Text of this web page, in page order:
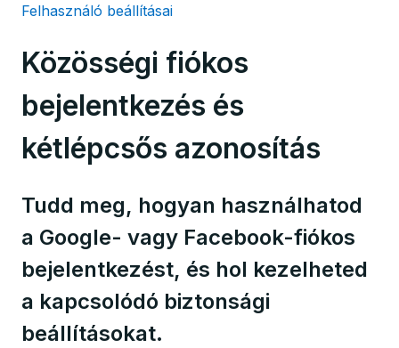
Felhasználó beállításai
Közösségi fiókos
bejelentkezés és
kétlépcsős azonosítás
Tudd meg, hogyan használhatod
a Google- vagy Facebook-fiókos
bejelentkezést, és hol kezelheted
a kapcsolódó biztonsági
beállításokat.